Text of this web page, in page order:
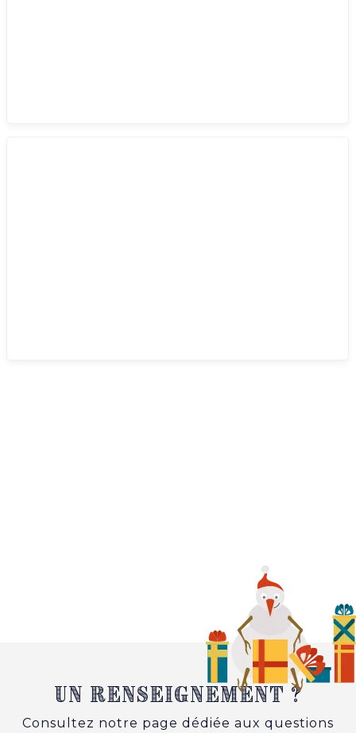
Un renseignement ?
Consultez notre page dédiée aux questions